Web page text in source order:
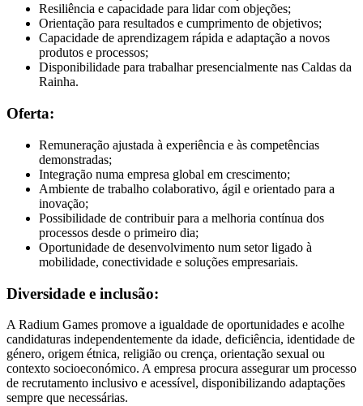
Resiliência e capacidade para lidar com objeções;
Orientação para resultados e cumprimento de objetivos;
Capacidade de aprendizagem rápida e adaptação a novos
produtos e processos;
Disponibilidade para trabalhar presencialmente nas Caldas da
Rainha.
Oferta:
Remuneração ajustada à experiência e às competências
demonstradas;
Integração numa empresa global em crescimento;
Ambiente de trabalho colaborativo, ágil e orientado para a
inovação;
Possibilidade de contribuir para a melhoria contínua dos
processos desde o primeiro dia;
Oportunidade de desenvolvimento num setor ligado à
mobilidade, conectividade e soluções empresariais.
Diversidade e inclusão:
A Radium Games promove a igualdade de oportunidades e acolhe
candidaturas independentemente da idade, deficiência, identidade de
género, origem étnica, religião ou crença, orientação sexual ou
contexto socioeconómico. A empresa procura assegurar um processo
de recrutamento inclusivo e acessível, disponibilizando adaptações
sempre que necessárias.